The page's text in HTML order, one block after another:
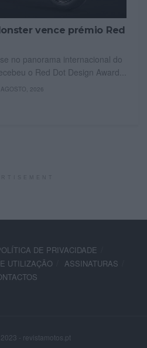
vence prémio Red
no panorama internacional do
o Red Dot Design Award...
2026
DE PRIVACIDADE
UTILIZAÇÃO
ASSINATURAS
- revistamotos.pt